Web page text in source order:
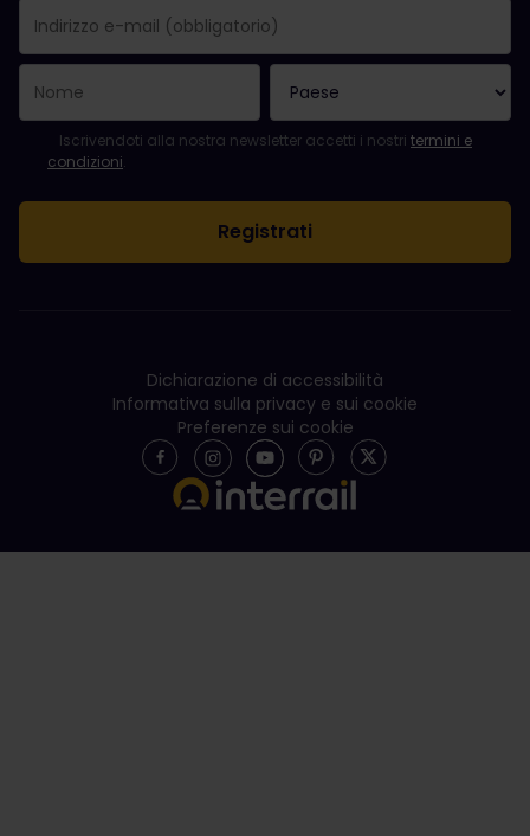
La registrazione è avvenuta con successo.
Il campo "Indirizzo e-mail" è obbligatorio.
L'indirizzo e-mail non è valido.
Si è verificato un errore durante l'iscrizione alla newsletter.
Sei già iscritto a questa newsletter!
Per iscriversi alla newsletter, accettare i termini e le condizioni.
Iscrivendoti alla nostra newsletter accetti i nostri termini e
condizioni.
Dichiarazione di accessibilità
Informativa sulla privacy e sui cookie
Preferenze sui cookie